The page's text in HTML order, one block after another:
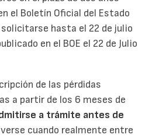
el Boletín Oficial del Estado
solicitarse hasta el 22 de julio
en el BOE el 22 de Julio
de las pérdidas
a partir de los 6 meses de
a trámite antes de
cuando realmente entre